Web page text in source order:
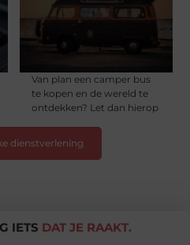
Van plan een camper bus
te kopen en de wereld te
ontdekken? Let dan hierop
dienstverlening
IETS DAT JE RAAKT.